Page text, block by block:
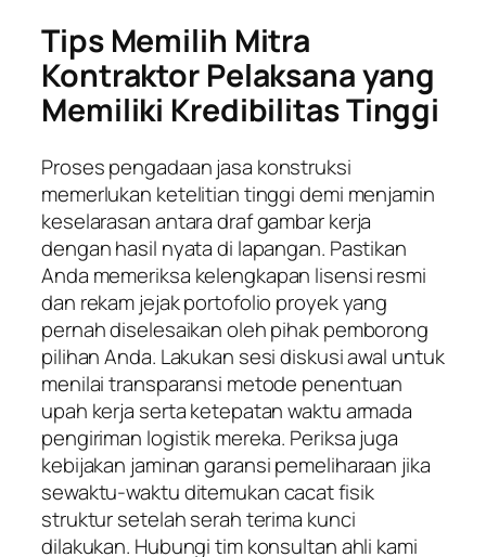
Tips Memilih Mitra
Kontraktor Pelaksana yang
Memiliki Kredibilitas Tinggi
Proses pengadaan jasa konstruksi
memerlukan ketelitian tinggi demi menjamin
keselarasan antara draf gambar kerja
dengan hasil nyata di lapangan. Pastikan
Anda memeriksa kelengkapan lisensi resmi
dan rekam jejak portofolio proyek yang
pernah diselesaikan oleh pihak pemborong
pilihan Anda. Lakukan sesi diskusi awal untuk
menilai transparansi metode penentuan
upah kerja serta ketepatan waktu armada
pengiriman logistik mereka. Periksa juga
kebijakan jaminan garansi pemeliharaan jika
sewaktu-waktu ditemukan cacat fisik
struktur setelah serah terima kunci
dilakukan. Hubungi tim konsultan ahli kami